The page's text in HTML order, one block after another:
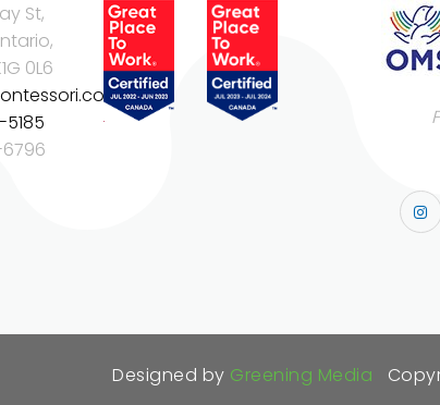
St,
0L6
5185
6796
Designed by Greening Media